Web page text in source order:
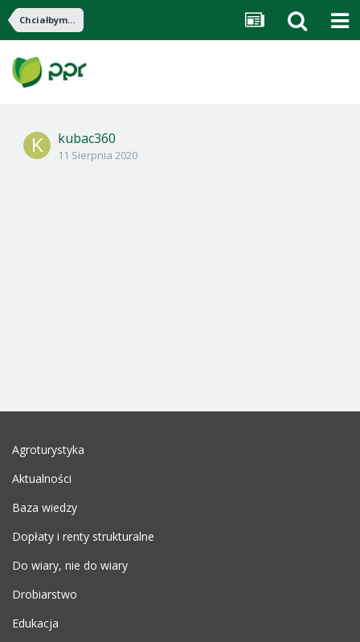
Chciałbym zamontować koguta w 60-tce
kubac360
11 Sierpnia 2020
Agroturystyka
Aktualności
Baza wiedzy
Dopłaty i renty strukturalne
Do wiary, nie do wiary
Drobiarstwo
Edukacja